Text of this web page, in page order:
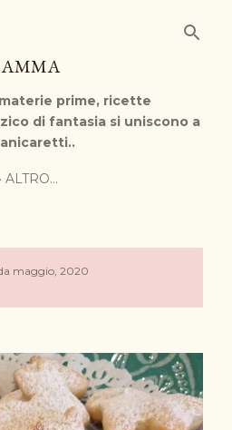
prime, ricette
di fantasia si uniscono a
ALTRO…
maggio, 2020